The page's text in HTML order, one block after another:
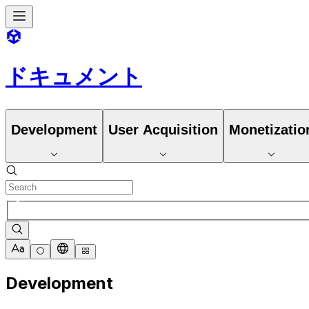
ドキュメント
Development User Acquisition
Development